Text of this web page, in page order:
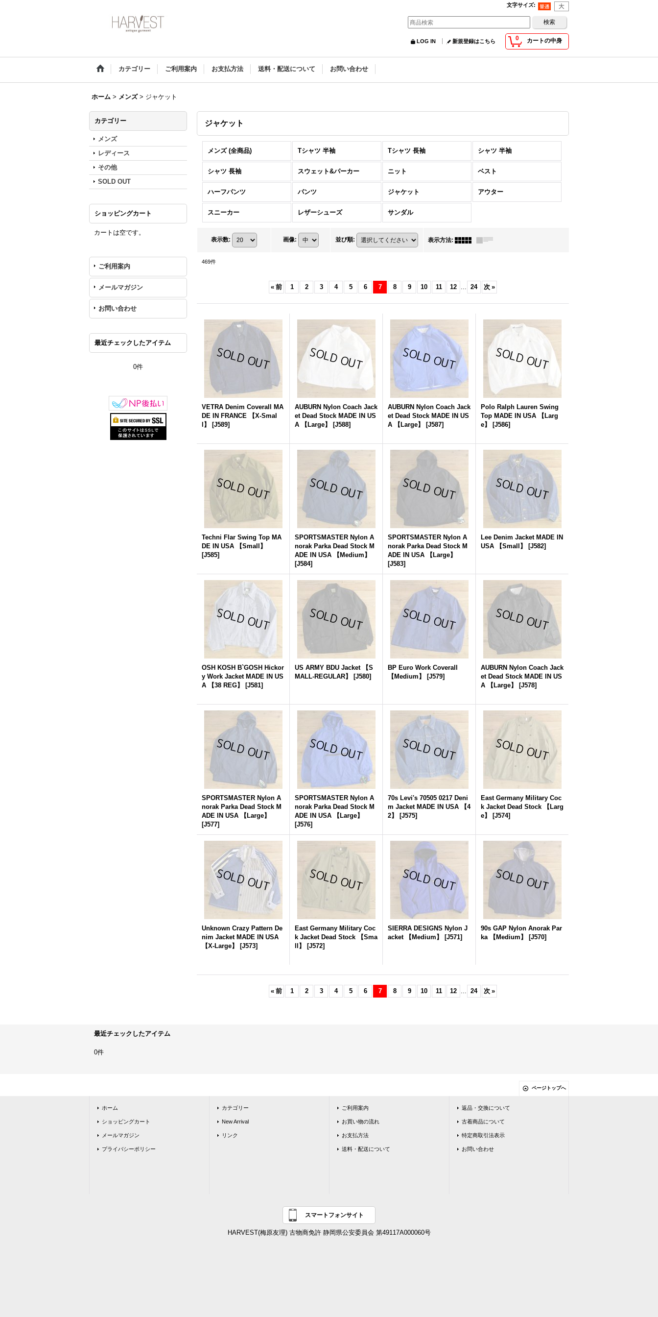
文字サイズ:
0 カートの中身
LOG IN 新規登録はこちら
カテゴリー ご利用案内 お支払方法 送料・配送について お問い合わせ
ホーム > メンズ > ジャケット
カテゴリー
メンズ
レディース
その他
SOLD OUT
ショッピングカート
カートは空です。
ご利用案内
メールマガジン
お問い合わせ
最近チェックしたアイテム
0件
ジャケット
メンズ (全商品) Tシャツ 半袖 Tシャツ 長袖 シャツ 半袖
シャツ 長袖 スウェット&パーカー ニット ベスト
ハーフパンツ パンツ ジャケット アウター
スニーカー レザーシューズ サンダル
表示数: 画像: 並び順: 表示方法:
469件
« 前 1 2 3 4 5 6 7 8 9 10 11 12 ... 24 次 »
VETRA Denim Coverall MA
DE IN FRANCE 【X-Smal
l】
[J589]
AUBURN Nylon Coach Jack
et Dead Stock MADE IN US
A 【Large】
[J588]
AUBURN Nylon Coach Jack
et Dead Stock MADE IN US
A 【Large】
[J587]
Polo Ralph Lauren Swing
Top MADE IN USA 【Larg
e】
[J586]
Techni Flar Swing Top MA
DE IN USA 【Small】
[J585]
SPORTSMASTER Nylon A
norak Parka Dead Stock M
ADE IN USA 【Medium】
[J584]
SPORTSMASTER Nylon A
norak Parka Dead Stock M
ADE IN USA 【Large】
[J583]
Lee Denim Jacket MADE IN
USA 【Small】
[J582]
OSH KOSH B`GOSH Hickor
y Work Jacket MADE IN US
A 【38 REG】
[J581]
US ARMY BDU Jacket 【S
MALL-REGULAR】
[J580]
BP Euro Work Coverall
【Medium】
[J579]
AUBURN Nylon Coach Jack
et Dead Stock MADE IN US
A 【Large】
[J578]
SPORTSMASTER Nylon A
norak Parka Dead Stock M
ADE IN USA 【Large】
[J577]
SPORTSMASTER Nylon A
norak Parka Dead Stock M
ADE IN USA 【Large】
[J576]
70s Levi's 70505 0217 Deni
m Jacket MADE IN USA 【4
2】
[J575]
East Germany Military Coc
k Jacket Dead Stock 【Larg
e】
[J574]
Unknown Crazy Pattern De
nim Jacket MADE IN USA
【X-Large】
[J573]
East Germany Military Coc
k Jacket Dead Stock 【Sma
ll】
[J572]
SIERRA DESIGNS Nylon J
acket 【Medium】
[J571]
90s GAP Nylon Anorak Par
ka 【Medium】
[J570]
« 前 1 2 3 4 5 6 7 8 9 10 11 12 ... 24 次 »
最近チェックしたアイテム
0件
ページトップへ
ホーム
ショッピングカート
メールマガジン
プライバシーポリシー
カテゴリー
New Arrival
リンク
ご利用案内
お買い物の流れ
お支払方法
送料・配送について
返品・交換について
古着商品について
特定商取引法表示
お問い合わせ
スマートフォンサイト
HARVEST(梅原友理) 古物商免許 静岡県公安委員会 第49117A000060号